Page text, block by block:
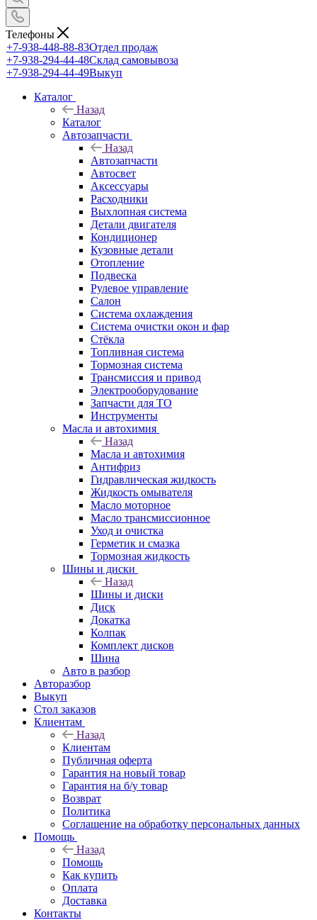
Телефоны
+7-938-448-88-83Отдел продаж
+7-938-294-44-48Склад самовывоза
+7-938-294-44-49Выкуп
Каталог
Назад
Каталог
Автозапчасти
Назад
Автозапчасти
Автосвет
Аксессуары
Расходники
Выхлопная система
Детали двигателя
Кондиционер
Кузовные детали
Отопление
Подвеска
Рулевое управление
Салон
Система охлаждения
Система очистки окон и фар
Стёкла
Топливная система
Тормозная система
Трансмиссия и привод
Электрооборудование
Запчасти для ТО
Инструменты
Масла и автохимия
Назад
Масла и автохимия
Антифриз
Гидравлическая жидкость
Жидкость омывателя
Масло моторное
Масло трансмиссионное
Уход и очистка
Герметик и смазка
Тормозная жидкость
Шины и диски
Назад
Шины и диски
Диск
Докатка
Колпак
Комплект дисков
Шина
Авто в разбор
Авторазбор
Выкуп
Стол заказов
Клиентам
Назад
Клиентам
Публичная оферта
Гарантия на новый товар
Гарантия на б/у товар
Возврат
Политика
Соглашение на обработку персональных данных
Помощь
Назад
Помощь
Как купить
Оплата
Доставка
Контакты